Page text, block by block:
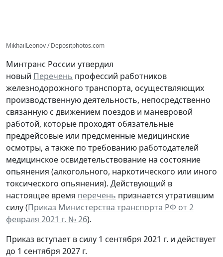
MikhailLeonov / Depositphotos.com
Минтранс России утвердил
новый Перечень профессий работников
железнодорожного транспорта, осуществляющих
производственную деятельность, непосредственно
связанную с движением поездов и маневровой
работой, которые проходят обязательные
предрейсовые или предсменные медицинские
осмотры, а также по требованию работодателей
медицинское освидетельствование на состояние
опьянения (алкогольного, наркотического или иного
токсического опьянения). Действующий в
настоящее время перечень признается утратившим
силу (Приказ Министерства транспорта РФ от 2
февраля 2021 г. № 26).
Приказ вступает в силу 1 сентября 2021 г. и действует
до 1 сентября 2027 г.